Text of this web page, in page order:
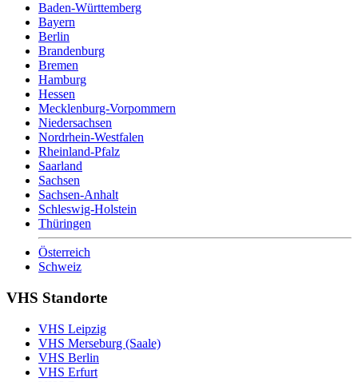
Baden-Württemberg
Bayern
Berlin
Brandenburg
Bremen
Hamburg
Hessen
Mecklenburg-Vorpommern
Niedersachsen
Nordrhein-Westfalen
Rheinland-Pfalz
Saarland
Sachsen
Sachsen-Anhalt
Schleswig-Holstein
Thüringen
Österreich
Schweiz
VHS Standorte
VHS Leipzig
VHS Merseburg (Saale)
VHS Berlin
VHS Erfurt